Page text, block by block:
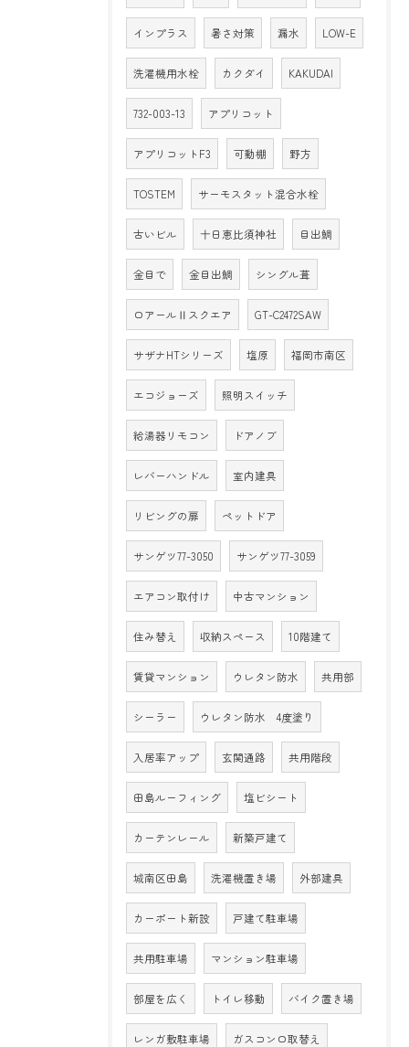
インプラス 暑さ対策 漏水 LOW-E
洗濯機用水栓 カクダイ KAKUDAI
732-003-13 アプリコット
アプリコットF3 可動棚 野方
TOSTEM サーモスタット混合水栓
古いビル 十日恵比須神社 目出鯛
金目で 金目出鯛 シングル葺
ロアールⅡスクエア GT-C2472SAW
サザナHTシリーズ 塩原 福岡市南区
エコジョーズ 照明スイッチ
給湯器リモコン ドアノブ
レバーハンドル 室内建具
リビングの扉 ペットドア
サンゲツ77-3050 サンゲツ77-3059
エアコン取付け 中古マンション
住み替え 収納スペース 10階建て
賃貸マンション ウレタン防水 共用部
シーラー ウレタン防水 4度塗り
入居率アップ 玄関通路 共用階段
田島ルーフィング 塩ビシート
カーテンレール 新築戸建て
城南区田島 洗濯機置き場 外部建具
カーポート新設 戸建て駐車場
共用駐車場 マンション駐車場
部屋を広く トイレ移動 バイク置き場
レンガ敷駐車場 ガスコンロ取替え